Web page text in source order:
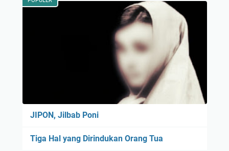
JIPON, Jilbab Poni
Tiga Hal yang Dirindukan Orang Tua